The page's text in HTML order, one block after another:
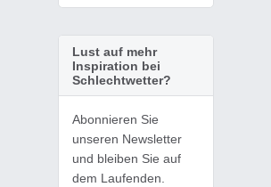
Lust auf mehr
Inspiration bei
Schlechtwetter?
Abonnieren Sie
unseren Newsletter
und bleiben Sie auf
dem Laufenden.